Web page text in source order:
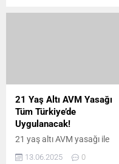
talebin arzı zorlayacak
seviyelere ulaştığını
gösteriyor. Peki, şu an viski
severleri hangi fiyatlar
bekliyor? İşte, güncellenmiş
viski fiyat listesi ve...
21 Yaş Altı AVM Yasağı
Tüm Türkiye’de
Uygulanacak!
21 yaş altı AVM yasağı ile
13.06.2025 0